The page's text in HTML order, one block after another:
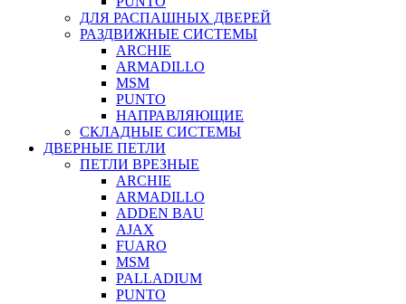
ДЛЯ РАСПАШНЫХ ДВЕРЕЙ
РАЗДВИЖНЫЕ СИСТЕМЫ
ARCHIE
ARMADILLO
MSM
PUNTO
НАПРАВЛЯЮЩИЕ
СКЛАДНЫЕ СИСТЕМЫ
ДВЕРНЫЕ ПЕТЛИ
ПЕТЛИ ВРЕЗНЫЕ
ARCHIE
ARMADILLO
ADDEN BAU
AJAX
FUARO
MSM
PALLADIUM
PUNTO